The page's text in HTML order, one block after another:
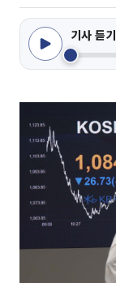
기사 듣기